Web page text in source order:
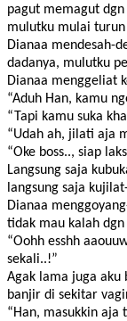
pagut memagut
mulutku mulai
Dianaa mendesah-
dadanya, mulutku
Dianaa menggeliat
“Aduh Han, kamu
“Tapi kamu suka
“Udah ah, jilati aja
“Oke boss.., siap
Langsung saja
langsung saja
Dianaa
tidak mau kalah
“Oohh esshh
sekali..!”
Agak lama juga
banjir di sekitar
“Han, masukkin aja